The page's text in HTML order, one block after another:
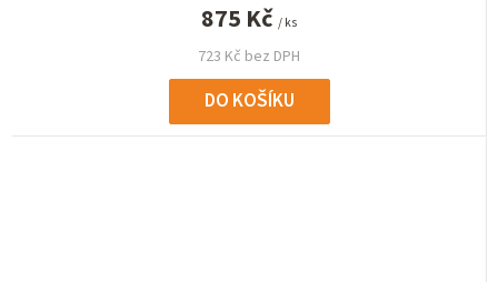
723 Kč bez DPH
875 Kč / ks
DO KOŠÍKU